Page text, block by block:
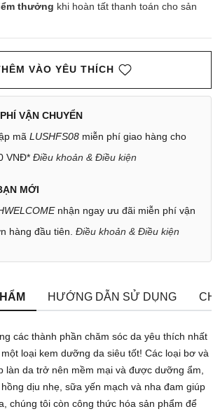
thưởng khi hoàn tất thanh toán cho sản
VÀO YÊU THÍCH
VẬN CHUYỂN
mã LUSHFS08 miễn phí giao hàng cho
VNĐ* Điều khoản & Điều kiện
MỚI
nhận ngay ưu đãi miễn phí vận
hàng đầu tiên. Điều khoản & Điều kiện
HƯỚNG DẪN SỬ DỤNG
các thành phần chăm sóc da yêu thích nhất
loại kem dưỡng da siêu tốt! Các loại bơ và
làn da trở nên mềm mại và được dưỡng ẩm,
dịu nhẹ, sữa yến mạch và nha đam giúp
chúng tôi còn công thức hóa sản phẩm để